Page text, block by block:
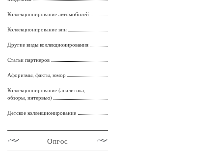
Коллекционирование автомобилей
Коллекционирование вин
Другие виды коллекционирования
Статьи партнеров
Афоризмы, факты, юмор
Коллекционирование (аналитика,
обзоры, интервью)
Детское коллекционирование
Опрос